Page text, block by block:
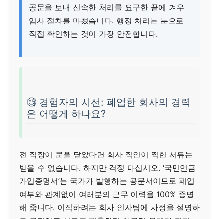
공문을 보내 신속한 처리를 요구한 끝에 겨우
입사 절차를 마쳤습니다. 행정 처리는 눈으로
직접 확인하는 것이 가장 안전합니다.
🧐 경험자의 시선: 폐업한 회사의 경력
은 어떻게 하나요?
전 직장이 문을 닫았다면 회사 직인이 찍힌 서류는
받을 수 없습니다. 하지만 걱정 마십시오. ‘국민연금
가입증명서’는 국가가 발행하는 공문서이므로 폐업
여부와 관계없이 여러분의 근무 이력을 100% 증명
해 줍니다. 이직하려는 회사 인사팀에 사정을 설명하